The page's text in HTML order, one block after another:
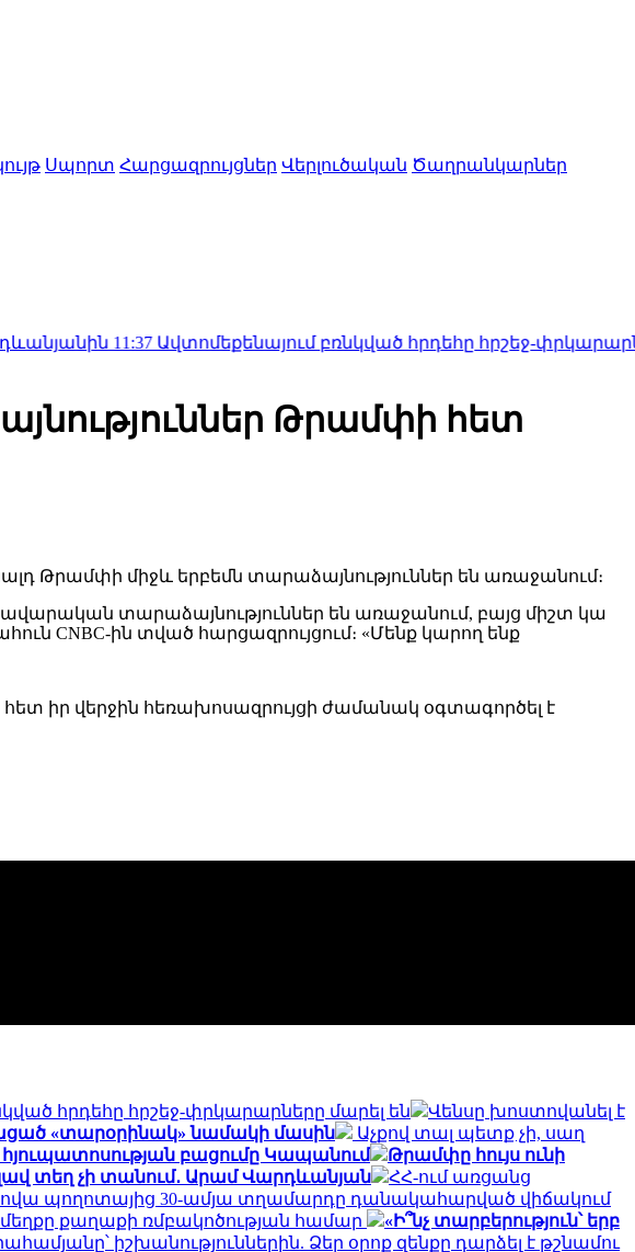
Սպորտ Հարցազրույցներ Վերլուծական Ծաղրանկարներ
11:37Ավտոմեքենայում բռնկված հրդեհը հրշեջ-փրկարարները մարել
Թրամփի հետ
Թրամփի միջև երբեմն տարաձայնություններ են առաջանում։
տարաձայնություններ են առաջանում, բայց միշտ կա
CNBC-ին տված հարցազրույցում։ «Մենք կարող ենք
հետ իր վերջին հեռախոսազրույցի ժամանակ օգտագործել է
հրդեհը հրշեջ-փրկարարները մարել են
Վենսը խոստովանել է
«տարօրինակ» նամակի մասին
Աչքով տալ պետք չի, սաղ
բացումը Կապանում
Թրամփը հույս ունի
տեղ չի տանում․ Արամ Վարդևանյան
ՀՀ-ում առցանց
պողոտայից 30-ամյա տղամարդը դանակահարված վիճակում
մեղքը քաղաքի ռմբակոծության համար
«Ի՞նչ տարբերություն՝ երբ
իշխանություններին. Ձեր օրոք զենքը դարձել է թշնամու